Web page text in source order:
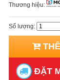
Thương hiệu:
Số lượng:
ĐẶT